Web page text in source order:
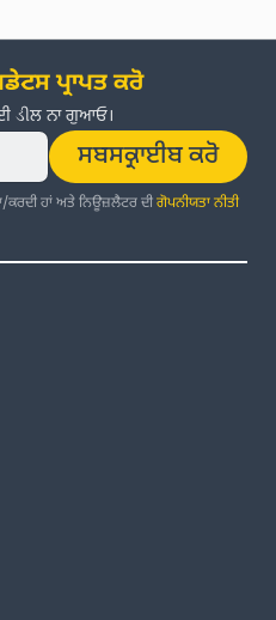
ਪ੍ਰਾਪਤ ਕਰੋ
ડીਲ ਨਾ ਗੁਆਓ।
ਸਬਸਕ੍ਰਾਈਬ ਕਰੋ
ਕਰਦੀ ਹਾਂ ਅਤੇ ਨਿਊਜ਼ਲੈਟਰ ਦੀਗੋਪਨੀਯਤਾ ਨੀਤੀ